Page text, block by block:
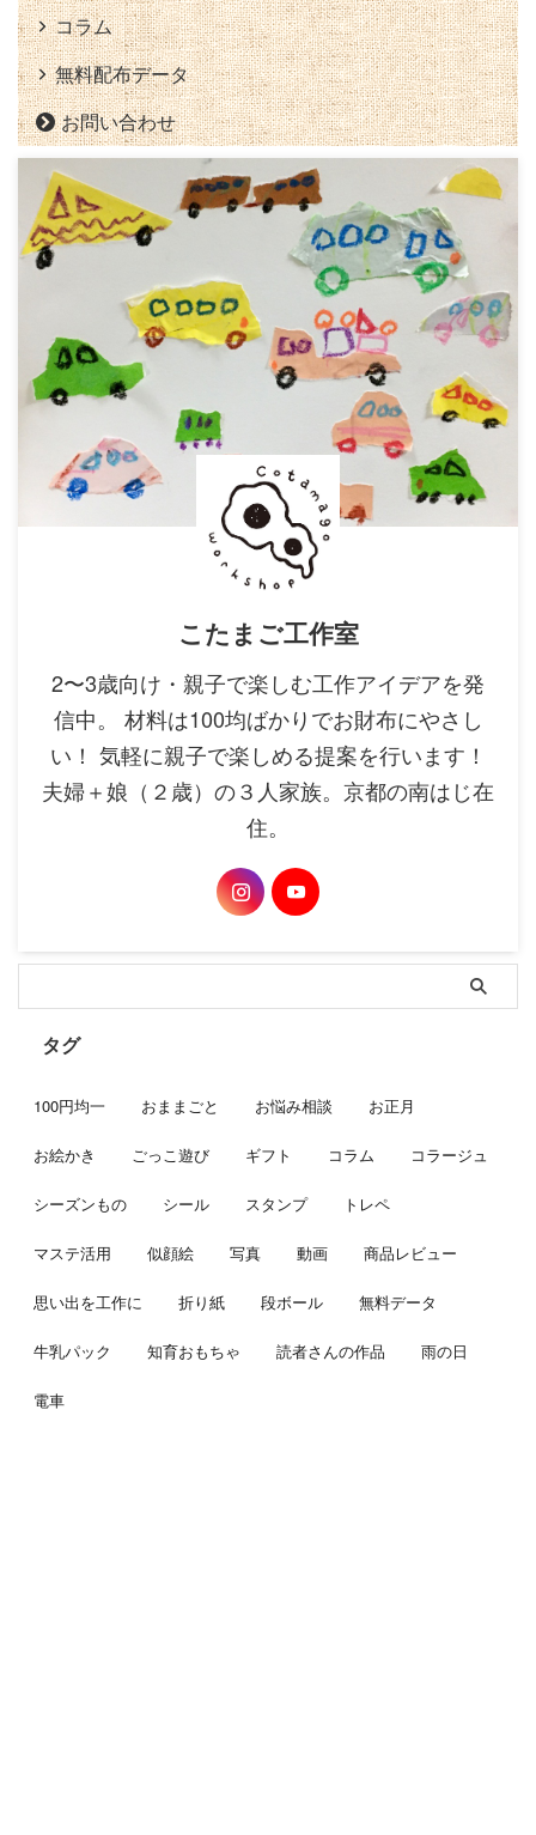
コラム
無料配布データ
お問い合わせ
こたまご工作室
2〜3歳向け・親子で楽しむ工作アイデアを発
信中。 材料は100均ばかりでお財布にやさし
い！ 気軽に親子で楽しめる提案を行います！
夫婦＋娘（２歳）の３人家族。京都の南はじ在
住。
タグ
100円均一 おままごと お悩み相談 お正月
お絵かき ごっこ遊び ギフト コラム コラージュ
シーズンもの シール スタンプ トレペ
マステ活用 似顔絵 写真 動画 商品レビュー
思い出を工作に 折り紙 段ボール 無料データ
牛乳パック 知育おもちゃ 読者さんの作品 雨の日
電車